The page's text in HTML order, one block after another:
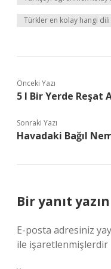
Türkler en kolay hangi
Önceki Yazı
5 I Bir Yerde Reşat
Sonraki Yazı
Havadaki Bağıl
Bir yanıt yazın
E-posta adresiniz
ile işaretlenmişlerdir